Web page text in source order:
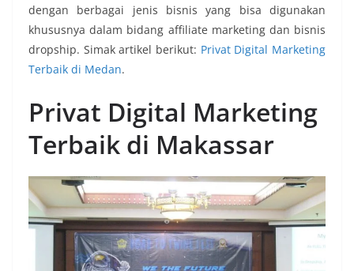
dengan berbagai jenis bisnis yang bisa digunakan
khususnya dalam bidang affiliate marketing dan bisnis
dropship. Simak artikel berikut: Privat Digital Marketing
Terbaik di Medan.
Privat Digital Marketing
Terbaik di Makassar